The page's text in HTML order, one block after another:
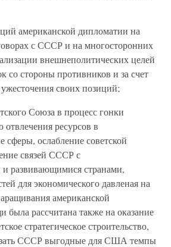
американской дипломатии на
с СССР и на многосторонних
внешнеполитических целей
со стороны противников и за счет
своих позиций;
Союза в процесс гонки
ресурсов в
сферы, ослабление советской
связей СССР с
развивающимися странами,
для экономического давленая на
американской
была рассчитана также на оказание
стратегическое строительство,
СССР выгодные для США темпы